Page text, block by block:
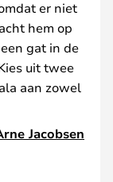
er niet
hem op
gat in de
uit twee
aan zowel
Jacobsen